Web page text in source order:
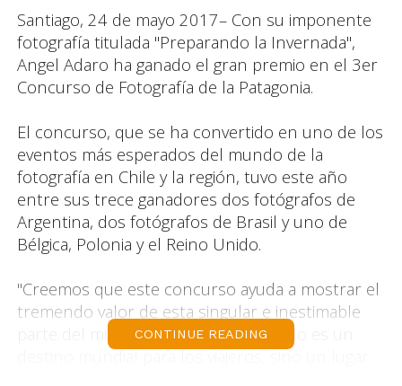
Santiago, 24 de mayo 2017– Con su imponente
fotografía titulada "Preparando la Invernada",
Angel Adaro ha ganado el gran premio en el 3er
Concurso de Fotografía de la Patagonia.
El concurso, que se ha convertido en uno de los
eventos más esperados del mundo de la
fotografía en Chile y la región, tuvo este año
entre sus trece ganadores dos fotógrafos de
Argentina, dos fotógrafos de Brasil y uno de
Bélgica, Polonia y el Reino Unido.
"Creemos que este concurso ayuda a mostrar el
tremendo valor de esta singular e inestimable
parte del mundo. La Patagonia no sólo es un
destino mundial para los viajeros, sino un lugar
CONTINUE READING